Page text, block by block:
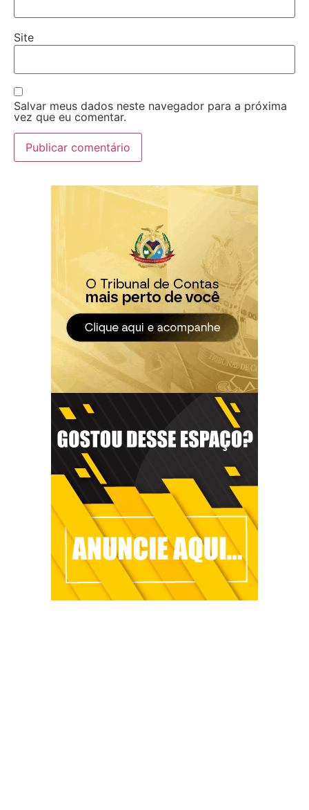
Site
Salvar meus dados neste navegador para a próxima
vez que eu comentar.